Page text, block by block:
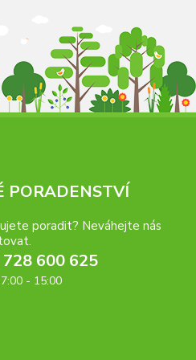
PORADENSTVÍ
poradit? Neváhejte nás
600 625
- 15:00